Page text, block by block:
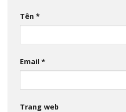
Tên *
Email *
Trang web